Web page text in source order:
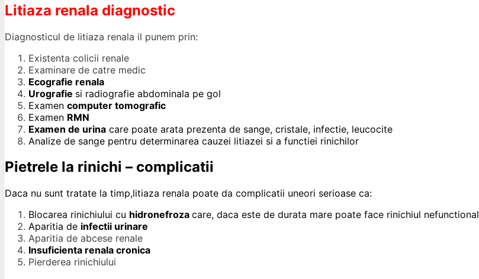
Litiaza renala diagnostic
Diagnosticul de litiaza renala il punem prin:
Existenta colicii renale
Examinare de catre medic
Ecografie renala
Urografie si radiografie abdominala pe gol
Examen computer tomografic
Examen RMN
Examen de urina care poate arata prezenta de sange, cristale, infectie, leucocite
Analize de sange pentru determinarea cauzei litiazei si a functiei rinichilor
Pietrele la rinichi – complicatii
Daca nu sunt tratate la timp,litiaza renala poate da complicatii uneori serioase ca:
Blocarea rinichiului cu hidronefroza care, daca este de durata mare poate face rinichiul nefunctional
Aparitia de infectii urinare
Aparitia de abcese renale
Insuficienta renala cronica
Pierderea rinichiului